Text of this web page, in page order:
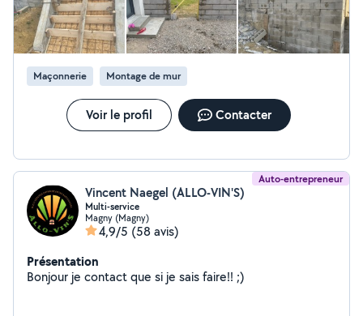
Maçonnerie Montage de mur
Voir le profil Contacter
Auto-entrepreneur
Vincent Naegel (ALLO-VIN'S)
Multi-service
Magny (Magny)
4,9/5 (58 avis)
Présentation
Bonjour je contact que si je sais faire!! ;)